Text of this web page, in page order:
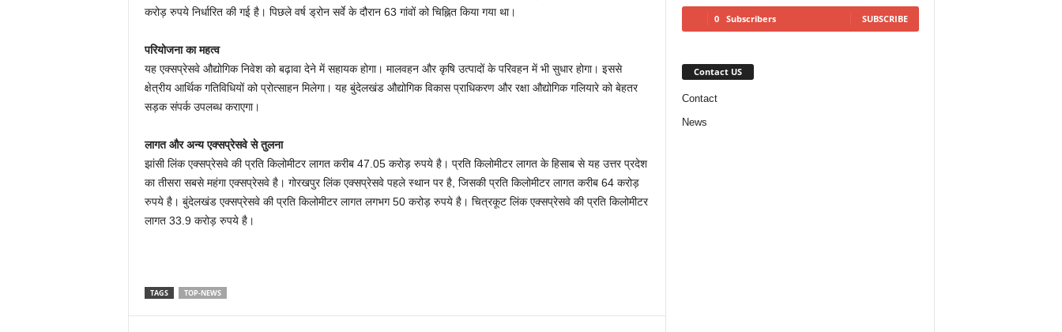
करोड़ रुपये निर्धारित की गई है। पिछले वर्ष ड्रोन सर्वे के दौरान 63 गांवों को चिह्नित किया गया था।
परियोजना का महत्व
यह एक्सप्रेसवे औद्योगिक निवेश को बढ़ावा देने में सहायक होगा। मालवहन और कृषि उत्पादों के परिवहन में भी सुधार होगा। इससे
क्षेत्रीय आर्थिक गतिविधियों को प्रोत्साहन मिलेगा। यह बुंदेलखंड औद्योगिक विकास प्राधिकरण और रक्षा औद्योगिक गलियारे को बेहतर
सड़क संपर्क उपलब्ध कराएगा।
लागत और अन्य एक्सप्रेसवे से तुलना
झांसी लिंक एक्सप्रेसवे की प्रति किलोमीटर लागत करीब 47.05 करोड़ रुपये है। प्रति किलोमीटर लागत के हिसाब से यह उत्तर प्रदेश
का तीसरा सबसे महंगा एक्सप्रेसवे है। गोरखपुर लिंक एक्सप्रेसवे पहले स्थान पर है, जिसकी प्रति किलोमीटर लागत करीब 64 करोड़
रुपये है। बुंदेलखंड एक्सप्रेसवे की प्रति किलोमीटर लागत लगभग 50 करोड़ रुपये है। चित्रकूट लिंक एक्सप्रेसवे की प्रति किलोमीटर
लागत 33.9 करोड़ रुपये है।
TAGS TOP-NEWS
0 Subscribers SUBSCRIBE
Contact US
Contact
News